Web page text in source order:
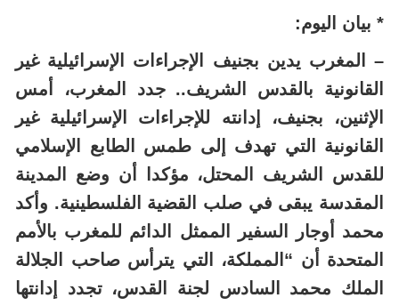
* بيان اليوم:
– المغرب يدين بجنيف الإجراءات الإسرائيلية غير
القانونية بالقدس الشريف.. جدد المغرب، أمس
الإثنين، بجنيف، إدانته للإجراءات الإسرائيلية غير
القانونية التي تهدف إلى طمس الطابع الإسلامي
للقدس الشريف المحتل، مؤكدا أن وضع المدينة
المقدسة يبقى في صلب القضية الفلسطينية. وأكد
محمد أوجار السفير الممثل الدائم للمغرب بالأمم
المتحدة أن “المملكة، التي يترأس صاحب الجلالة
الملك محمد السادس لجنة القدس، تجدد إدانتها